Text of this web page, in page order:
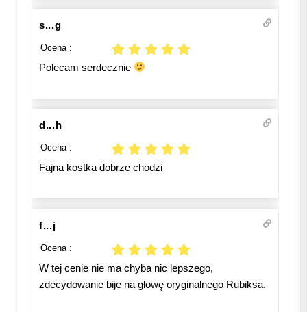
s...g
Ocena :
Polecam serdecznie
d...h
Ocena :
Fajna kostka dobrze chodzi
f...j
Ocena :
W tej cenie nie ma chyba nic lepszego,
zdecydowanie bije na głowę oryginalnego Rubiksa.